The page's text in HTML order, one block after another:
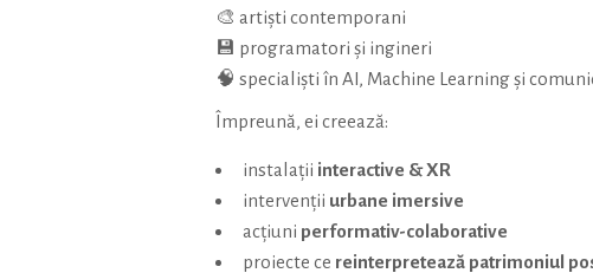
🎨 artiști contemporani
💾 programatori și ingineri
🧠 specialiști în AI, Machine Learning și
Împreună, ei creează:
instalații interactive & XR
intervenții urbane imersive
acțiuni performativ-colaborative
proiecte ce reinterpretează patrimoniul